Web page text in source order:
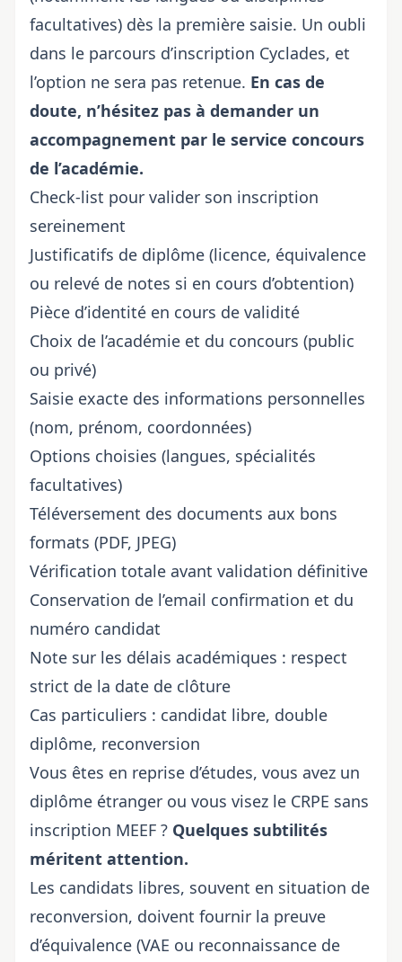
facultatives) dès la première saisie. Un oubli
dans le parcours d’inscription Cyclades, et
l’option ne sera pas retenue. En cas de
doute, n’hésitez pas à demander un
accompagnement par le service concours
de l’académie.
Check-list pour valider son inscription
sereinement
Justificatifs de diplôme (licence, équivalence
ou relevé de notes si en cours d’obtention)
Pièce d’identité en cours de validité
Choix de l’académie et du concours (public
ou privé)
Saisie exacte des informations personnelles
(nom, prénom, coordonnées)
Options choisies (langues, spécialités
facultatives)
Téléversement des documents aux bons
formats (PDF, JPEG)
Vérification totale avant validation définitive
Conservation de l’email confirmation et du
numéro candidat
Note sur les délais académiques : respect
strict de la date de clôture
Cas particuliers : candidat libre, double
diplôme, reconversion
Vous êtes en reprise d’études, vous avez un
diplôme étranger ou vous visez le CRPE sans
inscription MEEF ? Quelques subtilités
méritent attention.
Les candidats libres, souvent en situation de
reconversion, doivent fournir la preuve
d’équivalence (VAE ou reconnaissance de